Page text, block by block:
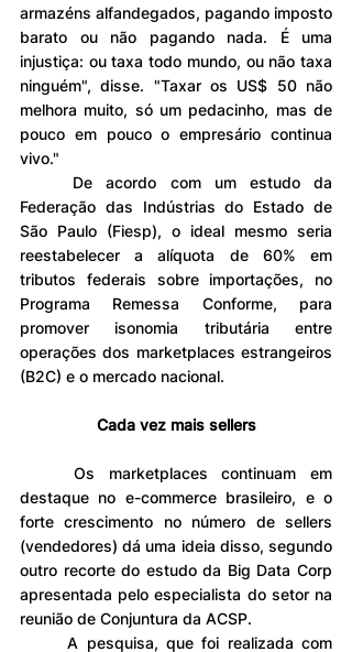
armazéns alfandegados, pagando imposto
barato ou não pagando nada. É uma
injustiça: ou taxa todo mundo, ou não taxa
ninguém", disse. "Taxar os US$ 50 não
melhora muito, só um pedacinho, mas de
pouco em pouco o empresário continua
vivo."
Federação das Indústrias do Estado de
São Paulo (Fiesp), o ideal mesmo seria
reestabelecer a alíquota de 60% em
tributos federais sobre importações, no
Programa Remessa Conforme, para
promover isonomia tributária entre
operações dos marketplaces estrangeiros
(B2C) e o mercado nacional.
Cada vez mais sellers
destaque no e-commerce brasileiro, e o
forte crescimento no número de sellers
(vendedores) dá uma ideia disso, segundo
outro recorte do estudo da Big Data Corp
apresentada pelo especialista do setor na
reunião de Conjuntura da ACSP.
	A pesquisa, que foi realizada com